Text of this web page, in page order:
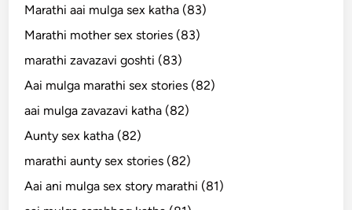
Marathi aai mulga sex katha (83)
Marathi mother sex stories (83)
marathi zavazavi goshti (83)
Aai mulga marathi sex stories (82)
aai mulga zavazavi katha (82)
Aunty sex katha (82)
marathi aunty sex stories (82)
Aai ani mulga sex story marathi (81)